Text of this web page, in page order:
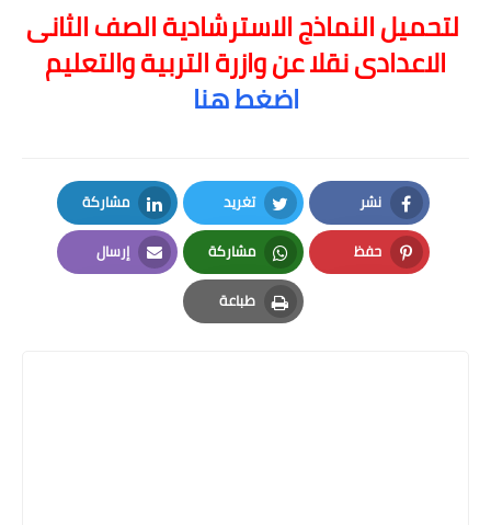
لتحميل النماذج الاسترشادية الصف الثانى
الاعدادى نقلا عن وازرة التربية والتعليم
اضغط هنا
نشر
Facebook
تغريد
Twitter
مشاركة
LinkedIn
حفظ
Pinterest
مشاركة
Whatsapp
إرسال
Email
طباعة
Print